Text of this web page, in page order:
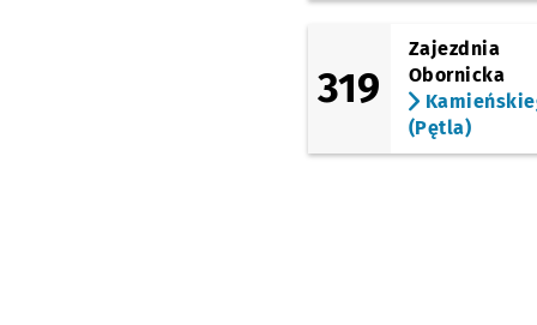
319
Zajezdnia
Obornicka
(Pętla)